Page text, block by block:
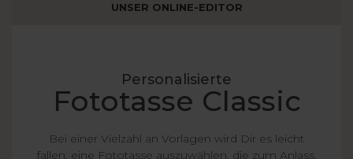
UNSER ONLINE-EDITOR
Personalisierte
Fototasse Classic
Bei einer Vielzahl an Vorlagen wird Dir es leicht
fallen, eine Fototasse auszuwählen, die zum Anlass,